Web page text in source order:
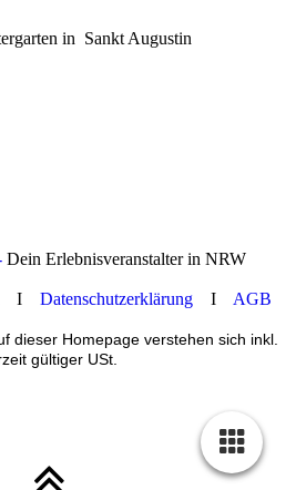
in Sankt Augustin
Dein Erlebnisveranstalter in NRW
DatenschutzerklärungI AGB
dieser Homepage verstehen sich inkl.
gültiger USt.